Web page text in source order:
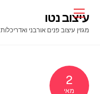
content
Menu
עיצוב נטו
מגזין עיצוב פנים אורבני ואדריכלות
2
מאי